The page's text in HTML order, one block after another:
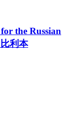
the Russian
利本